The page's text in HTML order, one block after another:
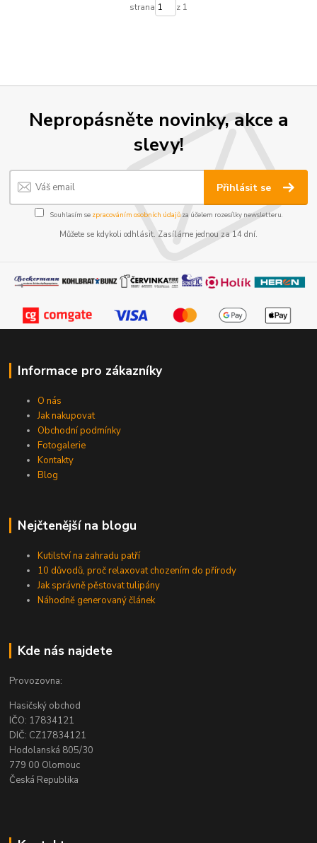
strana z 1
Nepropásněte novinky, akce a
slevy!
Přihlásit se
Souhlasím se zpracováním osobních údajůza účelem rozesílky newsletteru.
Můžete se kdykoli odhlásit. Zasíláme jednou za 14 dní.
Informace pro zákazníky
O nás
Jak nakupovat
Obchodní podmínky
Fotogalerie
Kontakty
Blog
Nejčtenější na blogu
Kutilství na zahradu patří
10 důvodů, proč relaxovat chozením do přírody
Jak správně pěstovat tulipány
Náhodně generovaný článek
Kde nás najdete
Provozovna:
Hasičský obchod
IČO: 17834121
DIČ: CZ17834121
Hodolanská 805/30
779 00 Olomouc
Česká Republika